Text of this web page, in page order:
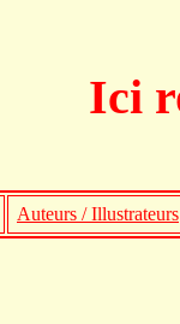
Ici
Auteurs / Illustrateurs